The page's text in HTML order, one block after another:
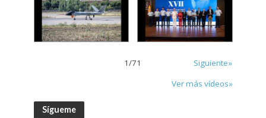
1/71
Siguiente»
Ver más vídeos»
Sígueme